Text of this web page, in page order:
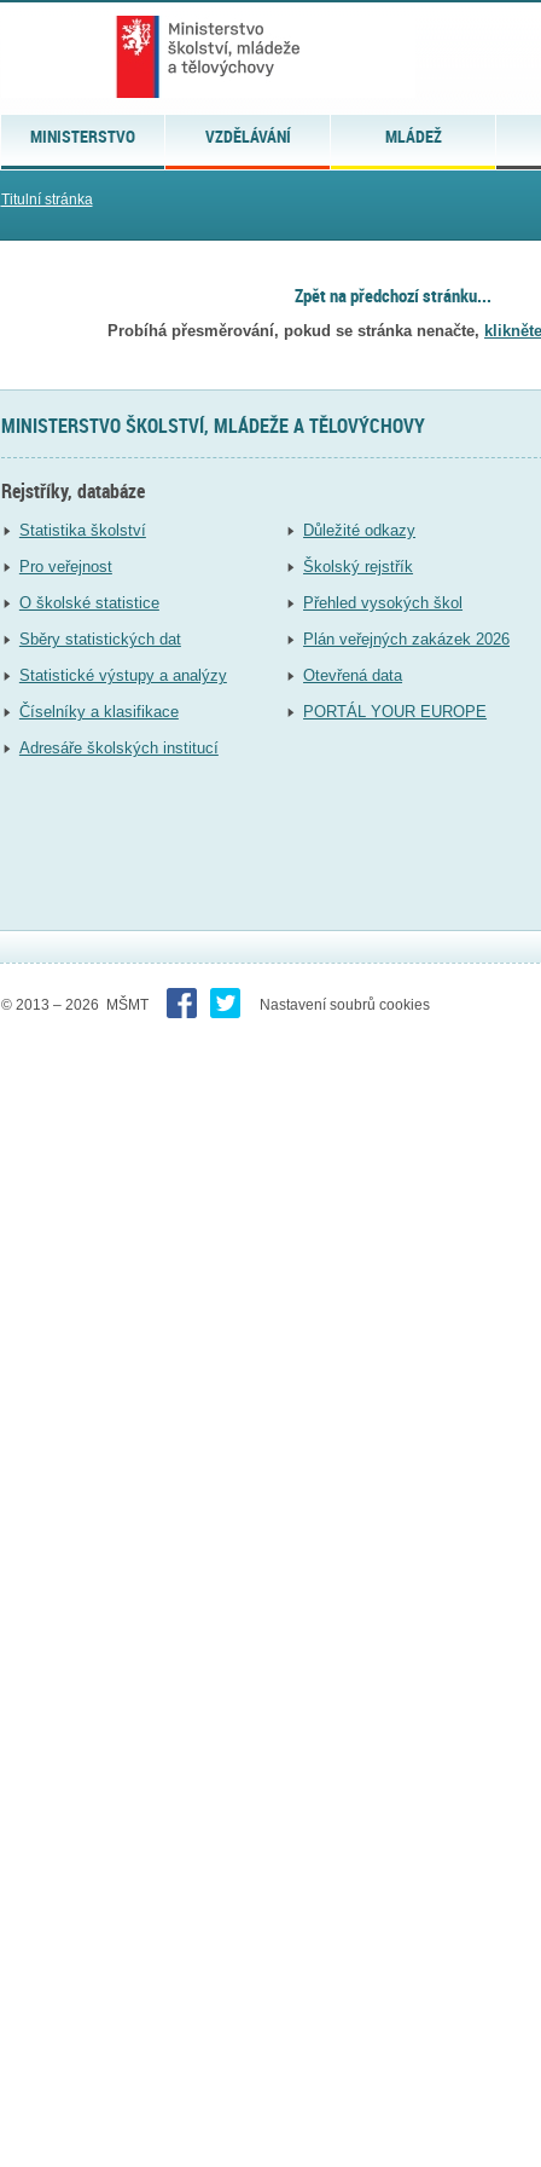
MINISTERSTVO VZDĚLÁVÁNÍ MLÁDEŽ
Titulní stránka
Zpět na předchozí stránku...
Probíhá přesměrování, pokud se stránka nenačte,
MINISTERSTVO ŠKOLSTVÍ, MLÁDEŽE A TĚLOVÝCHOVY
Rejstříky, databáze
Statistika školství
Pro veřejnost
O školské statistice
Sběry statistických dat
Statistické výstupy a analýzy
Číselníky a klasifikace
Adresáře školských institucí
Důležité odkazy
Školský rejstřík
Přehled vysokých škol
Plán veřejných zakázek 2026
Otevřená data
PORTÁL YOUR EUROPE
© 2013 – 2026 MŠMT Nastavení soubrů cookies